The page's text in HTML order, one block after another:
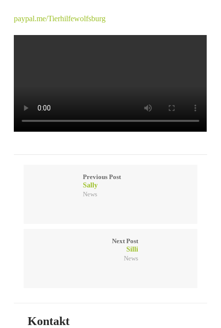
paypal.me/Tierhilfewolfsburg
Previous Post
Sally
News
Next Post
Silli
News
Kontakt